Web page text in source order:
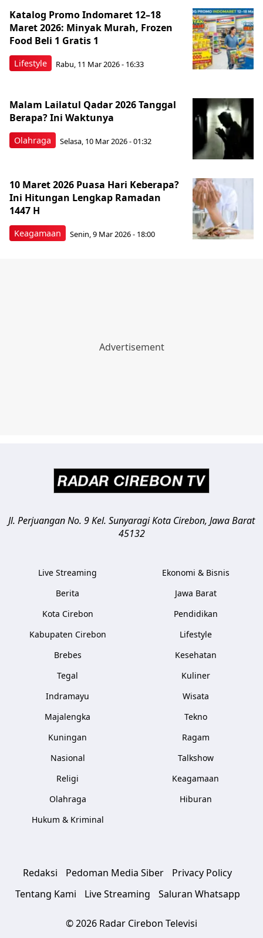
Lifestyle
Katalog Promo Indomaret 12–18
Maret 2026: Minyak Murah, Frozen
Food Beli 1 Gratis 1
Rabu, 11 Mar 2026 - 16:33
Olahraga
Malam Lailatul Qadar 2026 Tanggal
Berapa? Ini Waktunya
Selasa, 10 Mar 2026 - 01:32
Keagamaan
10 Maret 2026 Puasa Hari Keberapa?
Ini Hitungan Lengkap Ramadan
1447 H
Senin, 9 Mar 2026 - 18:00
Jl. Perjuangan No. 9 Kel. SunyaragiKota Cirebon, Jawa Barat
45132
Live Streaming
Berita
Kota Cirebon
Kabupaten Cirebon
Brebes
Tegal
Indramayu
Majalengka
Kuningan
Nasional
Religi
Olahraga
Hukum & Kriminal
Ekonomi & Bisnis
Jawa Barat
Pendidikan
Lifestyle
Kesehatan
Kuliner
Wisata
Tekno
Ragam
Talkshow
Keagamaan
Hiburan
Redaksi Pedoman Media Siber
Privacy Policy
Tentang Kami
Live Streaming Saluran Whatsapp
© 2026 Radar Cirebon Televisi